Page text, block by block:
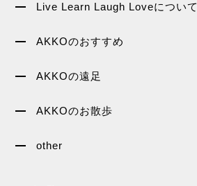
Live Learn Laugh Loveについて
AKKOのおすすめ
AKKOの遠足
AKKOのお散歩
other